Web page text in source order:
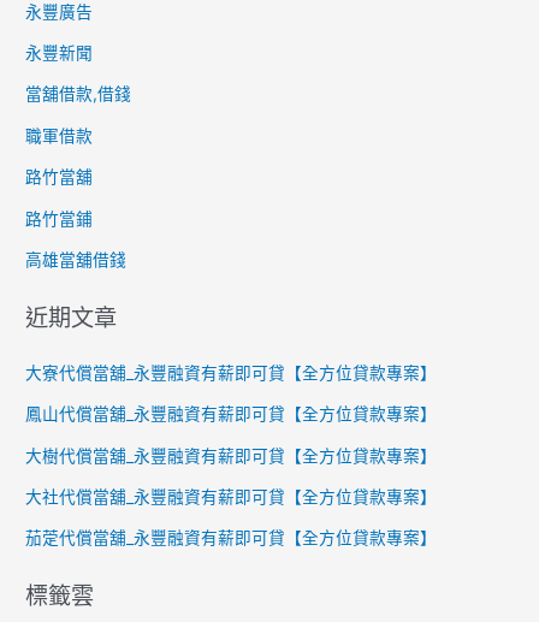
永豐廣告
永豐新聞
當舖借款,借錢
職軍借款
路竹當舖
路竹當鋪
高雄當舖借錢
近期文章
大寮代償當舖_永豐融資有薪即可貸【全方位貸款專案】
鳳山代償當舖_永豐融資有薪即可貸【全方位貸款專案】
大樹代償當舖_永豐融資有薪即可貸【全方位貸款專案】
大社代償當舖_永豐融資有薪即可貸【全方位貸款專案】
茄萣代償當舖_永豐融資有薪即可貸【全方位貸款專案】
標籤雲